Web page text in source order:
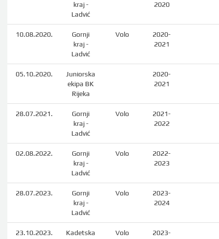
kraj -
Ladvić
2020
10.08.2020.
Gornji
kraj -
Ladvić
Volo
2020-
2021
05.10.2020.
Juniorska
ekipa BK
Rijeka
2020-
2021
28.07.2021.
Gornji
kraj -
Ladvić
Volo
2021-
2022
02.08.2022.
Gornji
kraj -
Ladvić
Volo
2022-
2023
28.07.2023.
Gornji
kraj -
Ladvić
Volo
2023-
2024
23.10.2023.
Kadetska
Volo
2023-